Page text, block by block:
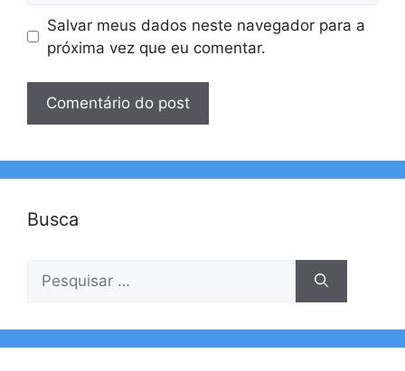
Salvar meus dados neste navegador para a
próxima vez que eu comentar.
Busca
Pesquisar